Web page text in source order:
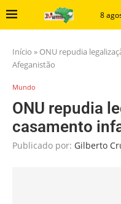
8
Início » ONU repudia
Afeganistão
Mundo
ONU repudia
casamento
Publicado por: Gilberto